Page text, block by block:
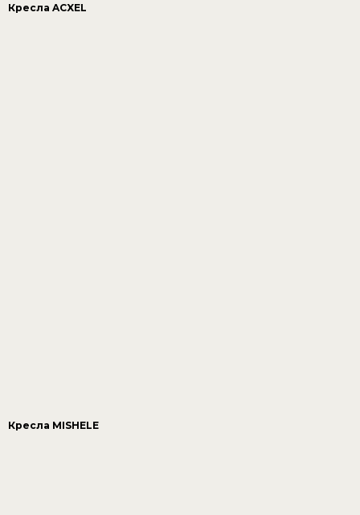
Кресла ACXEL
Кресла MISHELE